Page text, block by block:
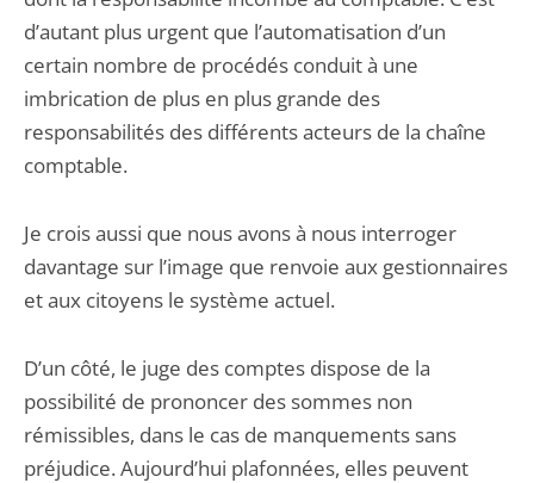
d’autant plus urgent que l’automatisation d’un
certain nombre de procédés conduit à une
imbrication de plus en plus grande des
responsabilités des différents acteurs de la chaîne
comptable.
Je crois aussi que nous avons à nous interroger
davantage sur l’image que renvoie aux gestionnaires
et aux citoyens le système actuel.
D’un côté, le juge des comptes dispose de la
possibilité de prononcer des sommes non
rémissibles, dans le cas de manquements sans
préjudice. Aujourd’hui plafonnées, elles peuvent